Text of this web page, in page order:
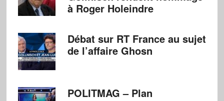
à Roger Holeindre
Débat sur RT France au sujet
de l’affaire Ghosn
POLITMAG – Plan